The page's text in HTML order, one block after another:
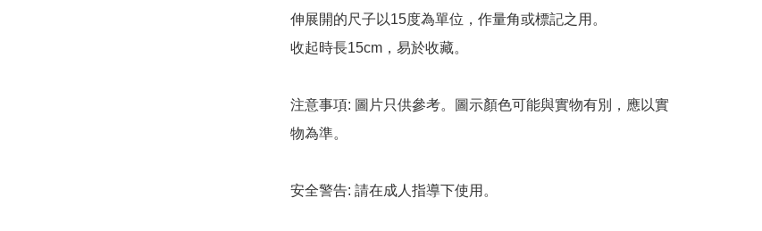
伸展開的尺子以15度為單位，作量角或標記之用。
收起時長15cm，易於收藏。
注意事項: 圖片只供參考。圖示顏色可能與實物有別，應以實
物為準。
安全警告: 請在成人指導下使用。